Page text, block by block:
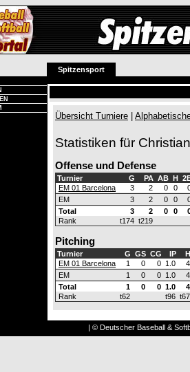
Spitzensport
Übersicht Turniere
Statistiken für
Offense und Defense
Turnier G PA AB H
EM 01 Barcelona
3 2 0 0
EM
3 2 0 0
Total
3 2 0 0
Rank
t174 t219
Pitching
Turnier G GS CG IP
H
EM 01 Barcelona
1 0 0 1.0
4
EM
1 0 0 1.0
4
Total
1 0 0 1.0
4
Rank
t62 t96 t67
| © Deutscher Baseball &